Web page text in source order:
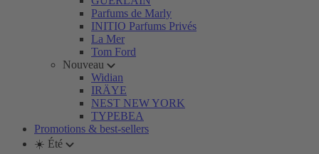
Parfums de Marly
INITIO Parfums Privés
La Mer
Tom Ford
Nouveau
Widian
IRÄYE
NEST NEW YORK
TYPEBEA
Promotions & best-sellers
☀️ Été